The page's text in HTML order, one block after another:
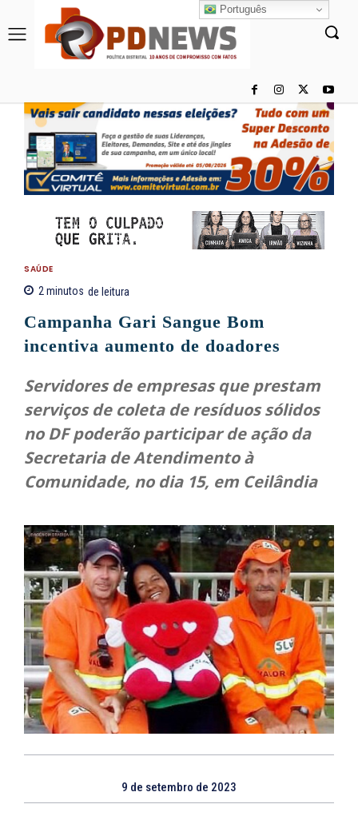
SAÚDE
2minutos de leitura
Campanha Gari Sangue Bom
incentiva aumento de doadores
Servidores de empresas que prestam
serviços de coleta de resíduos sólidos
no DF poderão participar de ação da
Secretaria de Atendimento à
Comunidade, no dia 15, em Ceilândia
9 de setembro de 2023
Português